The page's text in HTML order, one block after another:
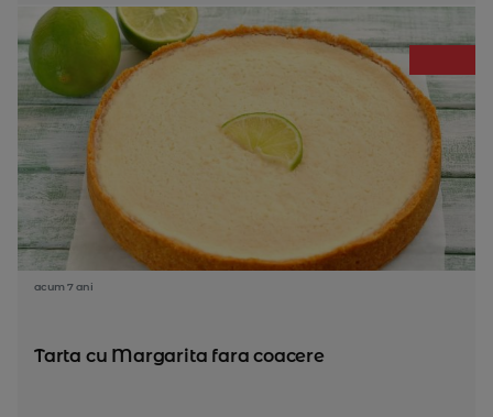
acum 7 ani
Tarta cu Margarita fara coacere